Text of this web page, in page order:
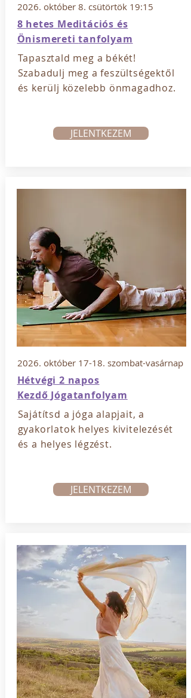
2026. október 8. csütörtök 19:15
8 hetes Meditációs és
Önismeretitanfolyam
Tapasztald meg a békét!
Szabadulj meg a feszültségektől
és kerülj közelebb önmagadhoz.
JELENTKEZEM
2026. október 17-18. szombat-vasárnap
Hétvégi 2 napos
Kezdő Jógatanfolyam
Sajátítsd a jóga alapjait, a
gyakorlatok helyes kivitelezését
és a helyes légzést.
JELENTKEZEM